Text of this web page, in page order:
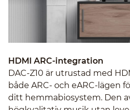
HDMI ARC-integration
DAC-Z10 är utrustad med
både ARC- och eARC-lägen
ditt hemmabiosystem. Den